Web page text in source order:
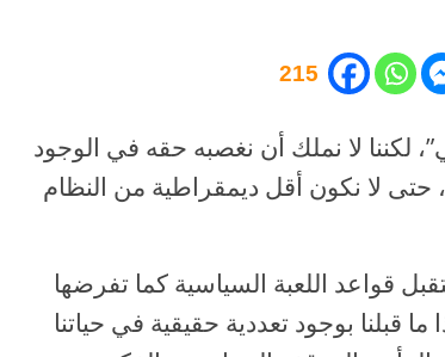
215
لكننا لا نملك أن نغصبه حقه في الوجود
حتى لا نكون أقل ديمقراطية من النظام
قواعد اللعبة السياسية كما تفرضها
قبلنا بوجود تعددية حقيقية في حياتنا